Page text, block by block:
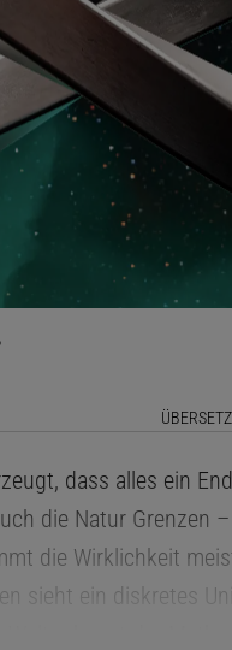
dass alles ein
die Natur Grenzen
die Wirklichkeit
sieht ein diskretes